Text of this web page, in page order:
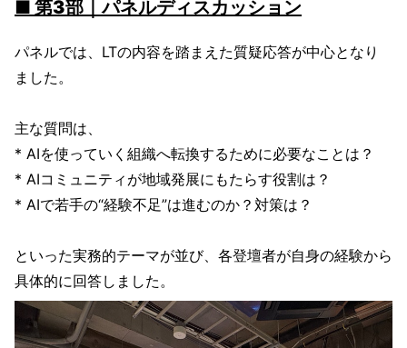
■ 第3部｜パネルディスカッション
パネルでは、LTの内容を踏まえた質疑応答が中心となり
ました。
主な質問は、
* AIを使っていく組織へ転換するために必要なことは？
* AIコミュニティが地域発展にもたらす役割は？
* AIで若手の“経験不足”は進むのか？対策は？
といった実務的テーマが並び、各登壇者が自身の経験から
具体的に回答しました。